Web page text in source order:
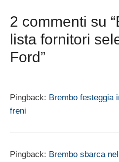
2 commenti su
lista fornitori
Ford”
Pingback: Brembo festeggia
freni
Pingback: Brembo sbarca